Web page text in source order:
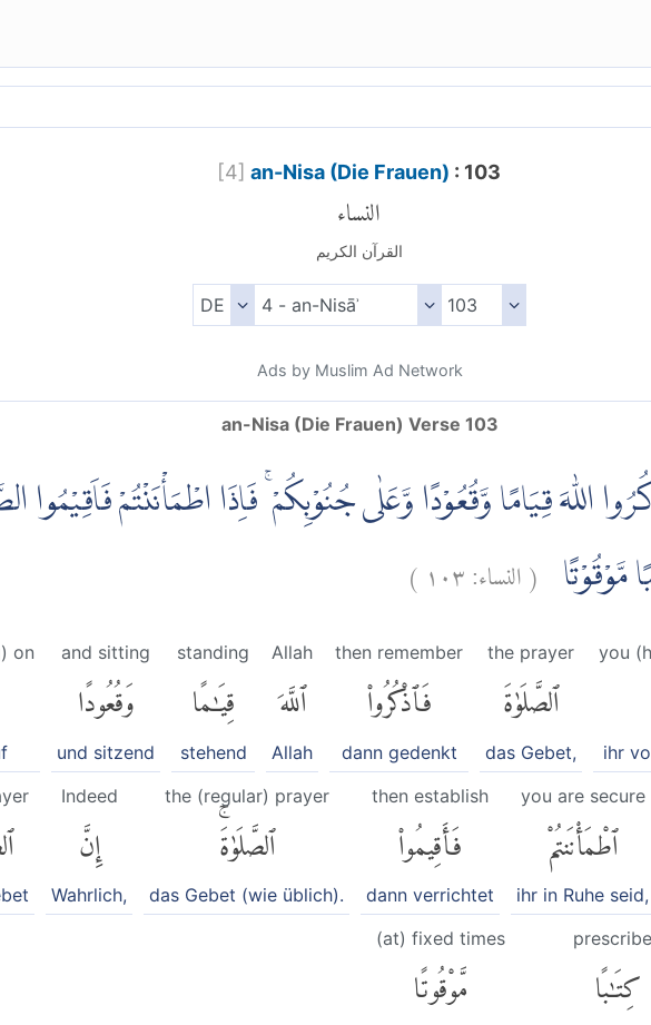
[4] an-Nisa (Die Frauen) : 103
النساء
القرآن الكريم
Ads by Muslim Ad Network
an-Nisa (Die Frauen) Verse 103
اللّٰهَ قِيَامًا وَّقُعُوْدًا وَّعَلٰى جُنُوْبِكُمْ ۚ فَاِذَا اطْمَأْنَنْتُمْ فَاَقِيْمُوا
مَّوْقُوْتًا (النساء:١٠٣ )
you
ihr
the prayer
ٱلصَّلَوٰةَ
das Gebet,
then remember
فَٱذْكُرُوا۟
dann gedenkt
Allah
ٱللَّهَ
Allah
standing
قِيَٰمًا
stehend
and sitting
وَقُعُودًا
und sitzend
on
you are secure
ٱطْمَأْنَنتُمْ
ihr in Ruhe seid,
then establish
فَأَقِيمُوا۟
dann verrichtet
the (regular) prayer
ٱلصَّلَوٰةَۚ
das Gebet (wie üblich).
Indeed
إِنَّ
Wahrlich,
كِتَٰبًا
(at) fixed times
مَّوْقُوتًا